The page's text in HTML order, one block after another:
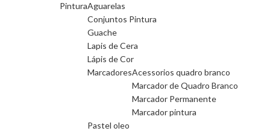
PinturaAguarelas
Conjuntos Pintura
Guache
Lapis de Cera
Lápis de Cor
MarcadoresAcessorios quadro branco
Marcador de Quadro Branco
Marcador Permanente
Marcador pintura
Pastel oleo